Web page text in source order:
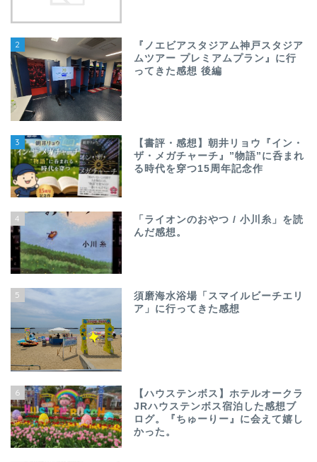
2
『ノエビアスタジアム神戸スタジア
ムツアー プレミアムプラン』に行
ってきた感想 後編
3
【書評・感想】朝井リョウ『イン・
ザ・メガチャーチ』”物語”に呑まれ
る時代を穿つ15周年記念作
4
「ライオンのおやつ / 小川糸」を読
んだ感想。
5
須磨海水浴場「スマイルビーチエリ
ア」に行ってきた感想
6
【ハウステンボス】ホテルオークラ
JRハウステンボス宿泊した感想ブ
ログ。『ちゅーりー』に会えて嬉し
かった。